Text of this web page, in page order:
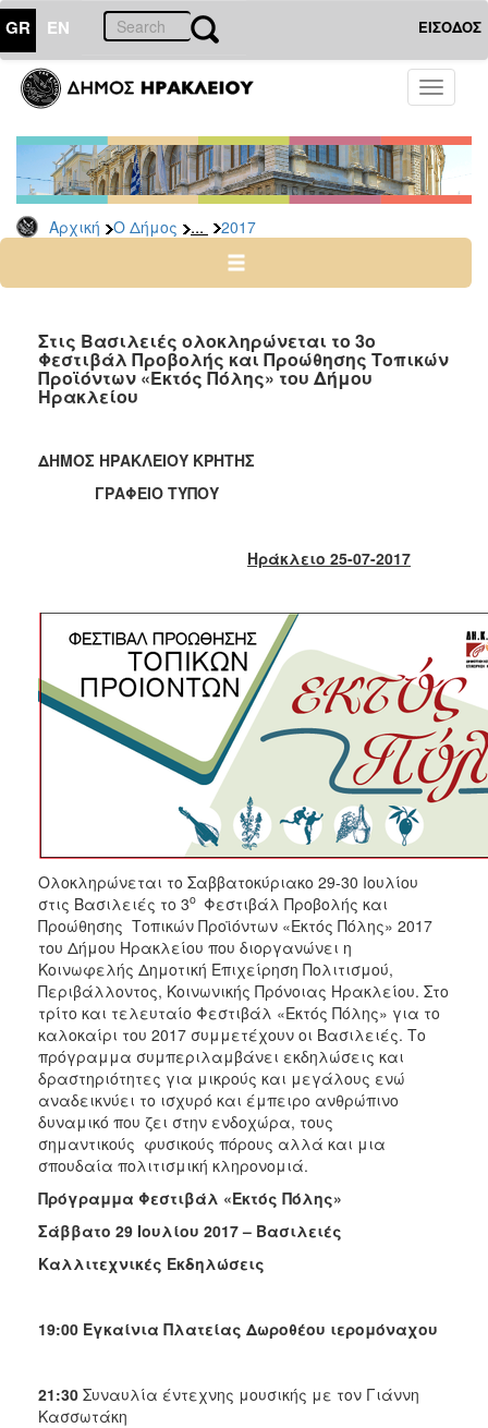
GR EN ΕΙΣΟΔΟΣ
Toggle
Αρχική Ο Δήμος ... 2017
ΔΗΜΟΣ
Δελτία
Τύπου
Αρχείο
2026
2024
2022
2021
2019
2018
2011
2010
ΤΟΠΟΣ
ΠΟΛΙΤΙΣΜΟΣ
ΑΝΘΕΚΤΙΚΗ
ΠΟΛΗ
Στις Βασιλειές ολοκληρώνεται το 3ο
Φεστιβάλ Προβολής και Προώθησης Τοπικών
Προϊόντων «Εκτός Πόλης» του Δήμου
Ηρακλείου
ΔΗΜΟΣ ΗΡΑΚΛΕΙΟΥ ΚΡΗΤΗΣ
ΓΡΑΦΕΙΟ ΤΥΠΟΥ
Ηράκλειο 25-07-2017
Ολοκληρώνεται το Σαββατοκύριακο 29-30 Ιουλίου
στις Βασιλειές το 3ο Φεστιβάλ Προβολής και
Προώθησης Τοπικών Προϊόντων «Εκτός Πόλης» 2017
του Δήμου Ηρακλείου που διοργανώνει η
Κοινωφελής Δημοτική Επιχείρηση Πολιτισμού,
Περιβάλλοντος, Κοινωνικής Πρόνοιας Ηρακλείου. Στο
τρίτο και τελευταίο Φεστιβάλ «Εκτός Πόλης» για το
καλοκαίρι του 2017 συμμετέχουν οι Βασιλειές. Το
πρόγραμμα συμπεριλαμβάνει εκδηλώσεις και
δραστηριότητες για μικρούς και μεγάλους ενώ
αναδεικνύει το ισχυρό και έμπειρο ανθρώπινο
δυναμικό που ζει στην ενδοχώρα, τους
σημαντικούς φυσικούς πόρους αλλά και μια
σπουδαία πολιτισμική κληρονομιά.
Πρόγραμμα Φεστιβάλ «Εκτός Πόλης»
Σάββατο 29 Ιουλίου 2017 – Βασιλειές
Καλλιτεχνικές Εκδηλώσεις
19:00 Εγκαίνια Πλατείας Δωροθέου ιερομόναχου
21:30 Συναυλία έντεχνης μουσικής με τον Γιάννη
Κασσωτάκη